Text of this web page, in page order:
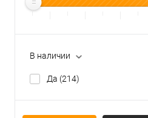
В наличии
Да (214)